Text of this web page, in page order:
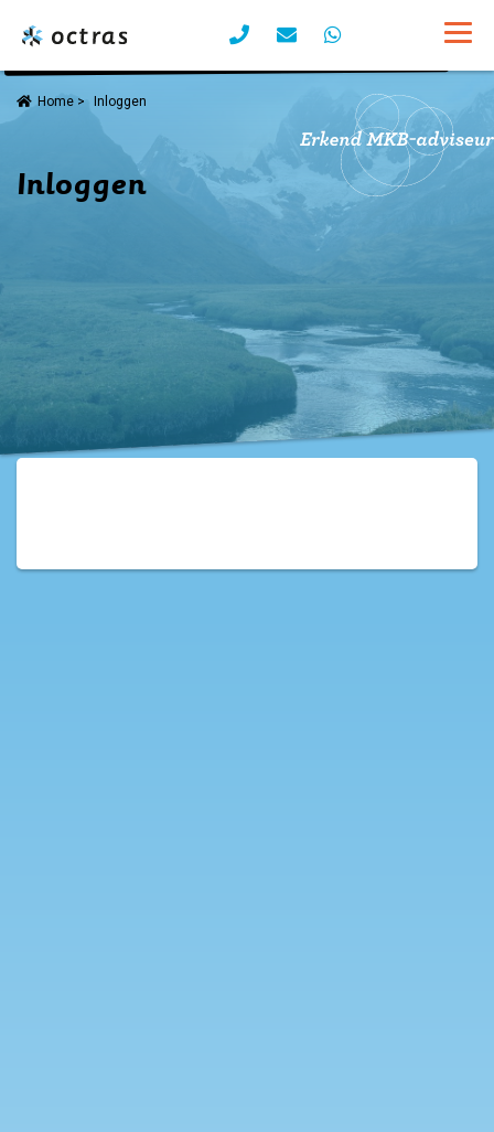
Home > Inloggen
Inloggen